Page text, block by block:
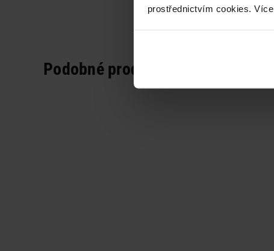
prostřednictvím cookies.
Podobné produkty